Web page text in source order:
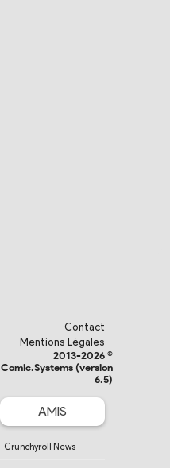
Contact
Mentions Légales
2013-2026 ©
Comic.Systems (version
6.5)
AMIS
Crunchyroll News